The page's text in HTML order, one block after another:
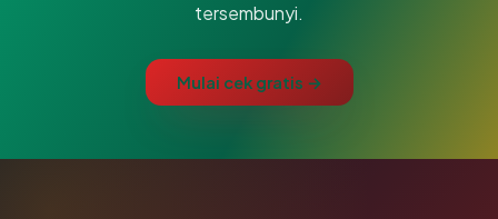
tersembunyi.
Mulai cek gratis →